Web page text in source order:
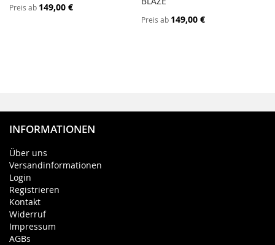
Preis ab 149,00 €
Preis ab 149,00 €
INFORMATIONEN
Über uns
Versandinformationen
Login
Registrieren
Kontakt
Widerruf
Impressum
AGBs